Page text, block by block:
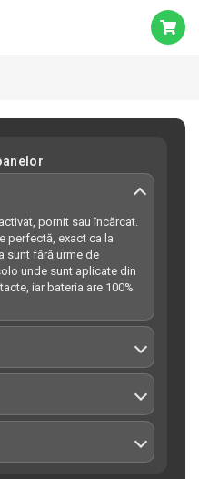
pornit sau încărcat.
perfectă, exact ca la
sunt fără urme de
unde sunt aplicate din
iar bateria are 100%